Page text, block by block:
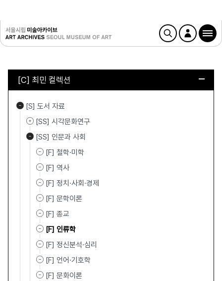
[C] 최민 컬렉션
[S] 도서 자료
[SS] 시각문화연구
[SS] 인문과 사회
[F] 철학·미학
[F] 역사
[F] 정치·사회·경제
[F] 문학이론
[F] 종교
[F] 인류학
[F] 정신분석·심리
[F] 언어·기호학
[F] 문화이론